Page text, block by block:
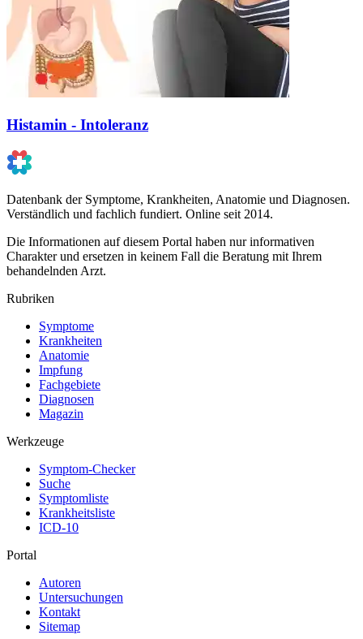
Histamin - Intoleranz
Datenbank der Symptome, Krankheiten, Anatomie und Diagnosen.
Verständlich und fachlich fundiert. Online seit 2014.
Die Informationen auf diesem Portal haben nur informativen
Charakter und ersetzen in keinem Fall die Beratung mit Ihrem
behandelnden Arzt.
Rubriken
Symptome
Krankheiten
Anatomie
Impfung
Fachgebiete
Diagnosen
Magazin
Werkzeuge
Symptom-Checker
Suche
Symptomliste
Krankheitsliste
ICD-10
Portal
Autoren
Untersuchungen
Kontakt
Sitemap